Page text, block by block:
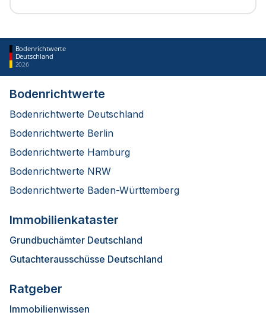
Bodenrichtwerte
Deutschland
2026
Bodenrichtwerte
Bodenrichtwerte Deutschland
Bodenrichtwerte Berlin
Bodenrichtwerte Hamburg
Bodenrichtwerte NRW
Bodenrichtwerte Baden-Württemberg
Immobilienkataster
Grundbuchämter Deutschland
Gutachterausschüsse Deutschland
Ratgeber
Immobilienwissen